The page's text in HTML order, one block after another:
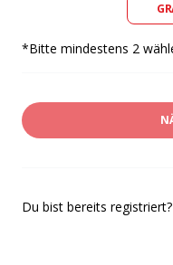
*Bitte mindestens 2
Du bist bereits